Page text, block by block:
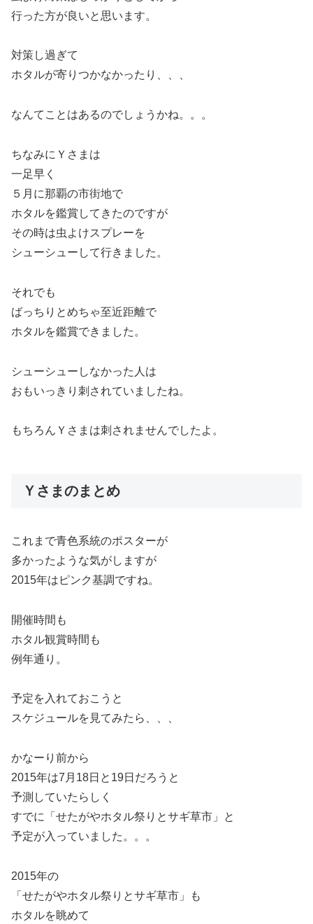
行った方が良いと思います。
対策し過ぎて
ホタルが寄りつかなかったり、、、
なんてことはあるのでしょうかね。。。
ちなみにＹさまは
一足早く
５月に那覇の市街地で
ホタルを鑑賞してきたのですが
その時は虫よけスプレーを
シューシューして行きました。
それでも
ばっちりとめちゃ至近距離で
ホタルを鑑賞できました。
シューシューしなかった人は
おもいっきり刺されていましたね。
もちろんＹさまは刺されませんでしたよ。
Ｙさまのまとめ
これまで青色系統のポスターが
多かったような気がしますが
2015年はピンク基調ですね。
開催時間も
ホタル観賞時間も
例年通り。
予定を入れておこうと
スケジュールを見てみたら、、、
かなーり前から
2015年は7月18日と19日だろうと
予測していたらしく
すでに「せたがやホタル祭りとサギ草市」と
予定が入っていました。。。
2015年の
「せたがやホタル祭りとサギ草市」も
ホタルを眺めて